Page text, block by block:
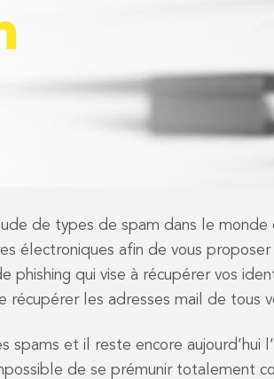
de types de spam dans le
électroniques afin de vous
phishing qui vise à récupérer vos
récupérer les adresses mail de tous
et il reste encore aujourd’hui
de se prémunir totalement